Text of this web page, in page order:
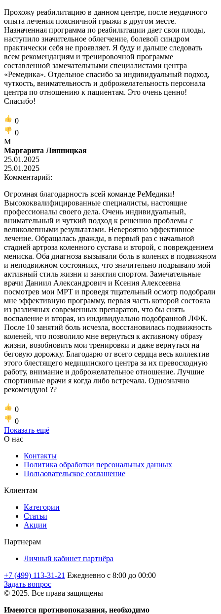
Прохожу реабилитацию в данном центре, после неудачного
опыта лечения поясничной грыжи в другом месте.
Назначенная программа по реабилитации дает свои плоды,
наступило значительное облегчение, болевой синдром
практически себя не проявляет. Я буду и дальше следовать
всем рекомендациям и тренировочной программе
составленной замечательными специалистами центра
«Ремедика». Отдельное спасибо за индивидуальный подход,
чуткость, внимательность и доброжелательность персонала
центра по отношению к пациентам. Это очень ценно!
Спасибо!
0
0
М
Маргарита Липницкая
25.01.2025
25.01.2025
Комментарий:
Огромная благодарность всей команде РеМедики!
Высококвалифицированные специалисты, настоящие
профессионалы своего дела. Очень индивидуальный,
внимательный и чуткий подход к решению проблемы с
великолепными результатами. Невероятно эффективное
лечение. Обращалась дважды, в первый раз с начальной
стадией артроза коленного сустава и второй, с повреждением
мениска. Оба диагноза вызывали боль в коленях в подвижном
и неподвижном состояниях, что значительно подрывало мой
активный стиль жизни и занятия спортом. Замечательные
врачи Даниил Александрович и Ксения Алексеевна
посмотрев мои МРТ и проведя тщательный осмотр подобрали
мне эффективную программу, первая часть которой состояла
из различных современных препаратов, что бы снять
воспаление и вторая, из индивидуально подобранной ЛФК.
После 10 занятий боль исчезла, восстановилась подвижность
коленей, что позволило мне вернуться к активному образу
жизни, возобновить мои тренировки и даже вернуться на
беговую дорожку. Благодарю от всего сердца весь коллектив
этого блестящего медицинского центра за их превосходную
работу, внимание и доброжелательное отношение. Лучшие
спортивные врачи я когда либо встречала. Однозначно
рекомендую! ??
0
0
Показать ещё
О нас
Контакты
Политика обработки персональных данных
Пользовательское соглашение
Клиентам
Категории
Статьи
Акции
Партнерам
Личный кабинет партнёра
+7 (499) 113-31-21 Ежедневно с 8:00 до 00:00
Задать вопрос
© 2025. Все права защищены
Имеются противопоказания, необходимо